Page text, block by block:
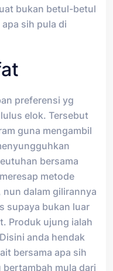
bukan betul-betul
sih pula di
preferensi yg
elok. Tersebut
guna mengambil
bersama
metode
dalam gilirannya
supaya bukan luar
Produk ujung ialah
anda hendak
bersama apa sih
mula dari